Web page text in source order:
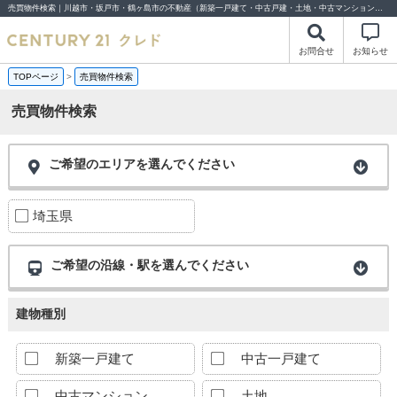
売買物件検索｜川越市・坂戸市・鶴ヶ島市の不動産（新築一戸建て・中古戸建・土地・中古マンション）不動産売却はセンチュリー21クレド
お問合せ お知らせ
TOPページ > 売買物件検索
売買物件検索
ご希望のエリアを選んでください
埼玉県
ご希望の沿線・駅を選んでください
建物種別
新築一戸建て 中古一戸建て